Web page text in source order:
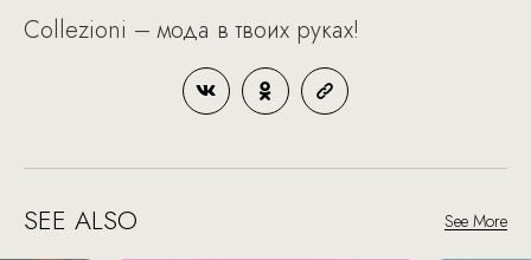
Collezioni – мода в твоих руках!
SEE ALSO See More